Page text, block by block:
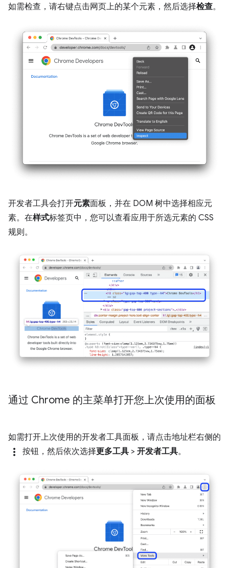
如需检查，请右键点击网页上的某个元素，然后选择检查。
开发者工具会打开元素面板，并在 DOM 树中选择相应元
素。在样式标签页中，您可以查看应用于所选元素的 CSS
规则。
通过 Chrome 的主菜单打开您上次使用的面板
如需打开上次使用的开发者工具面板，请点击地址栏右侧的
more_vert 按钮，然后依次选择更多工具 > 开发者工具。